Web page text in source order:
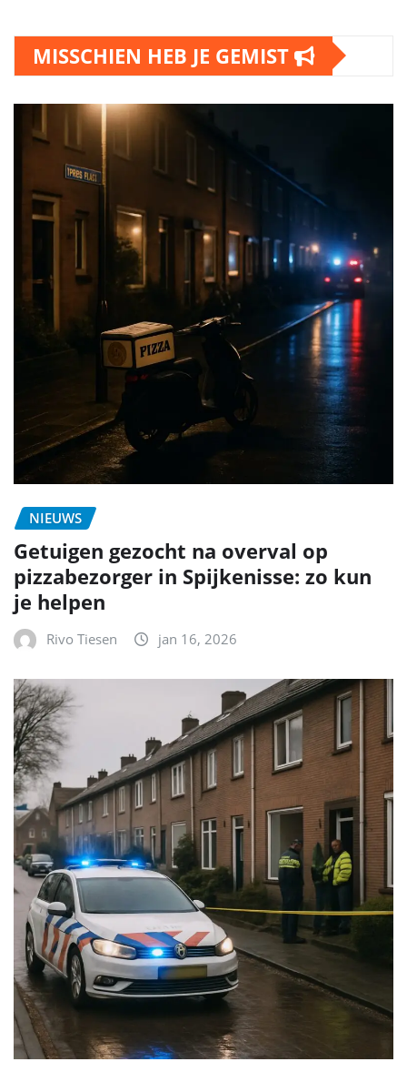
MISSCHIEN HEB JE GEMIST
NIEUWS
Getuigen gezocht na overval op
pizzabezorger in Spijkenisse: zo kun
je helpen
Rivo Tiesen jan 16, 2026